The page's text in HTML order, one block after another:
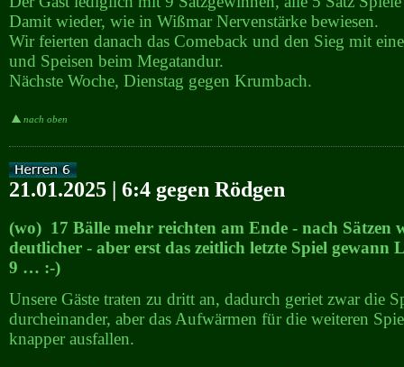
Damit wieder, wie in Wißmar Nervenstärke bewiesen.
Wir feierten danach das Comeback und den Sieg mit
und Speisen beim Megatandur.
Nächste Woche, Dienstag gegen Krumbach.
nach oben
21.01.2025 | 6:4 gegen Rödgen
(wo) 17 Bälle mehr reichten am Ende - nach Sätzen
deutlicher - aber erst das zeitlich letzte Spiel gewann
9 … :-)
Unsere Gäste traten zu dritt an, dadurch geriet zwar die
durcheinander, aber das Aufwärmen für die weiteren
knapper ausfallen.